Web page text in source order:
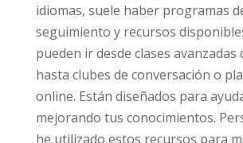
idiomas, suele haber programas
seguimiento y recursos
pueden ir desde clases avanzadas
hasta clubes de conversación o
online. Están diseñados para
mejorando tus conocimientos.
he utilizado estos recursos para